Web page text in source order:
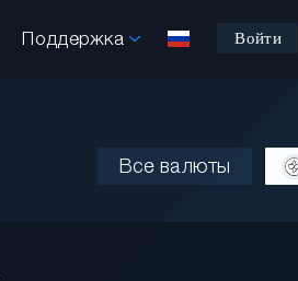
Поддержка Войти
Все валюты